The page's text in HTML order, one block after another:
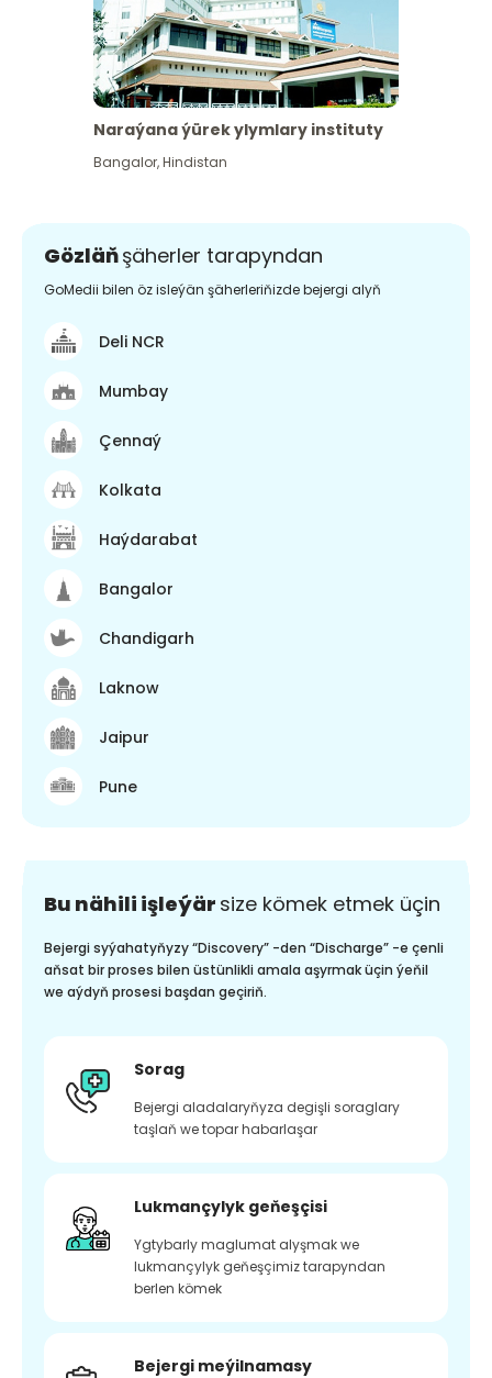
Naraýana ýürek ylymlary instituty
Bangalor,Hindistan
Gözläňşäherler tarapyndan
GoMedii bilen öz isleýän şäherleriňizde bejergi alyň
Deli NCR
Mumbay
Çennaý
Kolkata
Haýdarabat
Bangalor
Chandigarh
Laknow
Jaipur
Pune
Bu nähili işleýär size kömek etmek üçin
Bejergi syýahatyňyzy “Discovery” -den “Discharge” -e çenli
aňsat bir proses bilen üstünlikli amala aşyrmak üçin ýeňil
we aýdyň prosesi başdan geçiriň.
Sorag
Bejergi aladalaryňyza degişli soraglary
taşlaň we topar habarlaşar
Lukmançylyk geňeşçisi
Ygtybarly maglumat alyşmak we
lukmançylyk geňeşçimiz tarapyndan
berlen kömek
Bejergi meýilnamasy